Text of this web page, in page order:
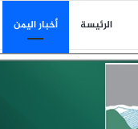
الرئيسة أخبار اليمن